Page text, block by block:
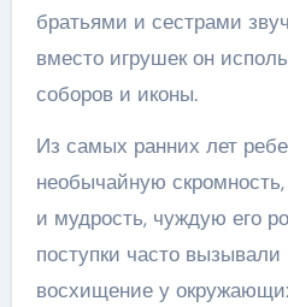
братьями и сестрами
вместо игрушек он
соборов и иконы.
Из самых ранних лет
необычайную
и мудрость, чуждую его
поступки часто
восхищение у